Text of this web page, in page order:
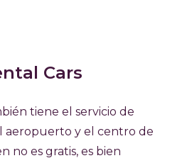
Cars
tiene el servicio de
aeropuerto y el centro de
no es gratis, es bien